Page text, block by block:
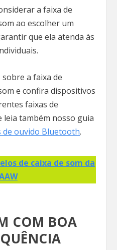
a faixa de
ao escolher um
que ela atenda às
a faixa de
e confira dispositivos
faixas de
leia também nosso guia
de ouvido Bluetooth.
de caixa de som da
COM BOA